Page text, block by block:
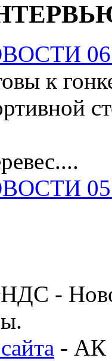
к
-
- АК